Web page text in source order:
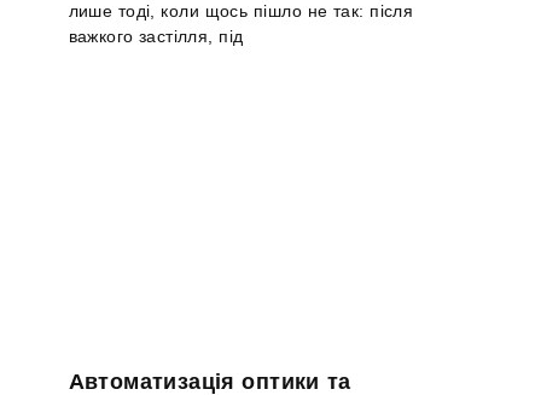
лише тоді, коли щось пішло не так: після
важкого застілля, під
Автоматизація оптики та